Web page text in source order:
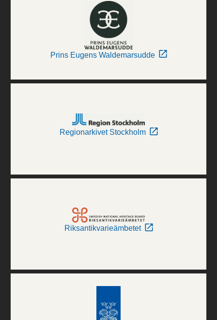
Prins Eugens Waldemarsudde
Regionarkivet Stockholm
Riksantikvarieämbetet